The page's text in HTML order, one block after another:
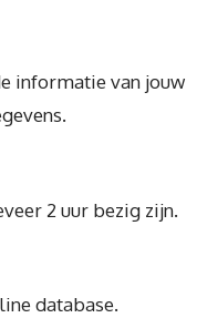
informatie van jouw
2 uur bezig zijn.
database.